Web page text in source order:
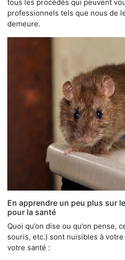
tous les procédés qui peuvent
professionnels tels que nous de
demeure.
En apprendre un peu plus sur
pour la santé
Quoi qu’on dise ou qu’on pense,
souris, etc.) sont nuisibles à
votre santé :